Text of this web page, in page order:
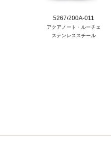
5267/200A-011
アクアノート・ルーチェ
ステンレススチール